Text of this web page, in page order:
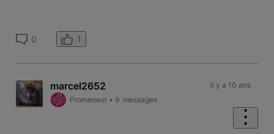
0 1
marcel2652
Promeneur • 9 messages
il y a 10 ans